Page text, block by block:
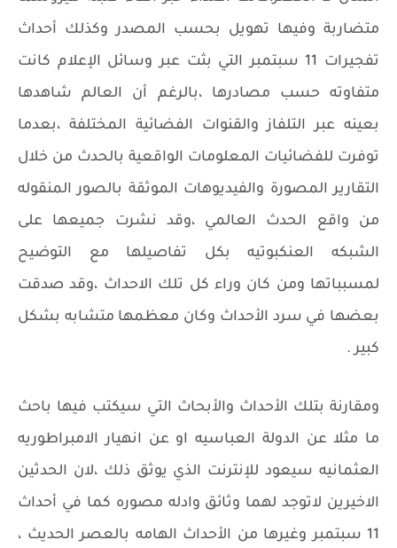
متضاربة وفيها تهويل بحسب المصدر وكذلك أحداث
تفجيرات 11 سبتمبر التي بثت عبر وسائل الإعلام كانت
متفاوته حسب مصادرها ،بالرغم أن العالم شاهدها
بعينه عبر التلفاز والقنوات الفضائية المختلفة ،بعدما
توفرت للفضائيات المعلومات الواقعية بالحدث من خلال
التقارير المصورة والفيديوهات الموثقة بالصور المنقوله
من واقع الحدث العالمي ،وقد نشرت جميعها على
الشبكه العنكبوتيه بكل تفاصيلها مع التوضيح
لمسبباتها ومن كان وراء كل تلك الاحداث ،وقد صدقت
بعضها في سرد الأحداث وكان معظمها متشابه بشكل
كبير .
ومقارنة بتلك الأحداث والأبحاث التي سيكتب فيها باحث
ما مثلا عن الدولة العباسيه او عن انهيار الامبراطوريه
العثمانيه سيعود للإنترنت الذي يوثق ذلك ،لان الحدثين
الاخيرين لاتوجد لهما وثائق وادله مصوره كما في أحداث
11 سبتمبر وغيرها من الأحداث الهامه بالعصر الحديث ،